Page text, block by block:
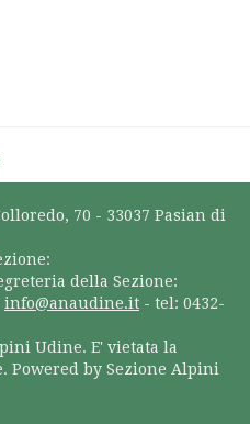
70 - 33037 Pasian di
della Sezione:
info@anaudine.it - tel: 0432-
Udine. E' vietata la
Powered by Sezione Alpini